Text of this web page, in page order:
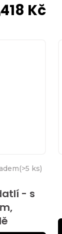
418 Kč
- s
(>5 ks)